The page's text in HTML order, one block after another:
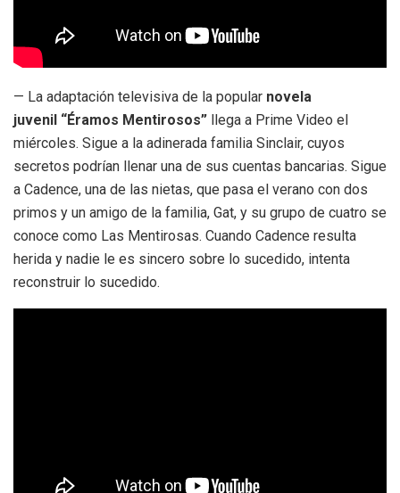
— La adaptación televisiva de la popular novela
juvenil “Éramos Mentirosos” llega a Prime Video el
miércoles. Sigue a la adinerada familia Sinclair, cuyos
secretos podrían llenar una de sus cuentas bancarias. Sigue
a Cadence, una de las nietas, que pasa el verano con dos
primos y un amigo de la familia, Gat, y su grupo de cuatro se
conoce como Las Mentirosas. Cuando Cadence resulta
herida y nadie le es sincero sobre lo sucedido, intenta
reconstruir lo sucedido.